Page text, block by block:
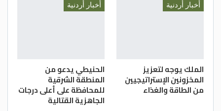
أخبار أردنية
الملك يوجه لتعزيز
المخزونين الإستراتيجيين
من الطاقة والغذاء
أخبار أردنية
الحنيطي يدعو من
المنطقة الشرقية
للمحافظة على أعلى درجات
الجاهزية القتالية